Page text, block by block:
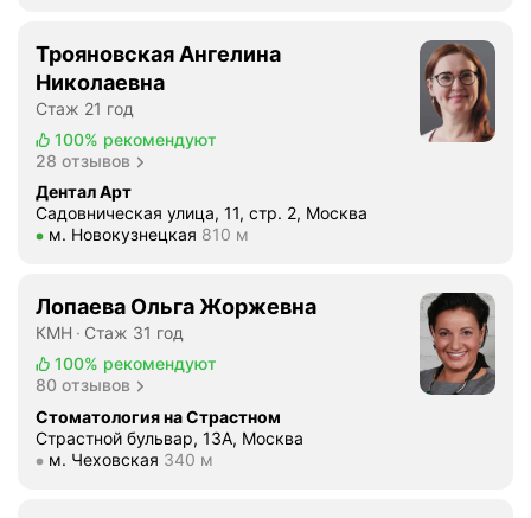
д
о
б
р
а
я
,
в
и
м
т
л
ь
е
н
р
в
т
с
д
а
и
ц
е
н
ы
Трояновская Ангелина
Николаевна
Стаж 21 год
100% рекомендуют
28 отзывов
Дентал Арт
Садовническая улица, 11, стр. 2, Москва
Метро м. Новокузнецкая Расстояние 810 м
м. Новокузнецкая 810 м
Лопаева Ольга Жоржевна
КМН
Стаж 31 год
100% рекомендуют
80 отзывов
Стоматология на Страстном
Страстной бульвар, 13А, Москва
Метро м. Чеховская Расстояние 340 м
м. Чеховская 340 м